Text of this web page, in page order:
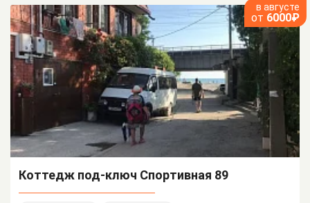
в августе
от 6000₽
Коттедж под-ключ Спортивная 89